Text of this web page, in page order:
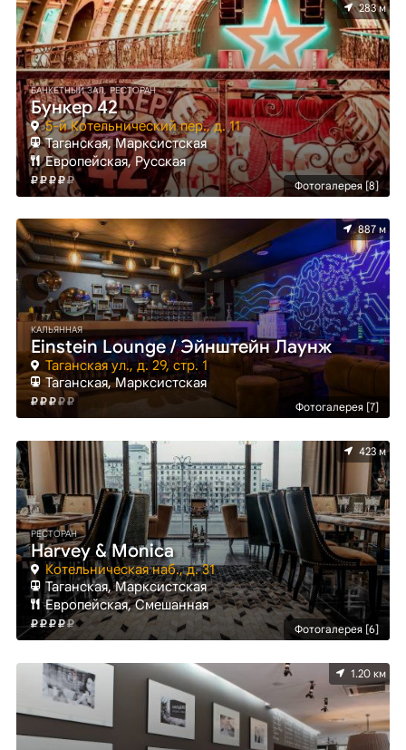
Фотогалерея [8]
283 м
БАНКЕТНЫЙ ЗАЛ, РЕСТОРАН
Бункер 42
5-й Котельнический пер., д. 11
Таганская, Марксистская
Европейская, Русская
Фотогалерея [7]
887 м
КАЛЬЯННАЯ
Einstein Lounge / Эйнштейн Лаунж
Таганская ул., д. 29, стр. 1
Таганская, Марксистская
Фотогалерея [6]
423 м
РЕСТОРАН
Harvey & Monica
Котельническая наб., д. 31
Таганская, Марксистская
Европейская, Смешанная
1.20 км